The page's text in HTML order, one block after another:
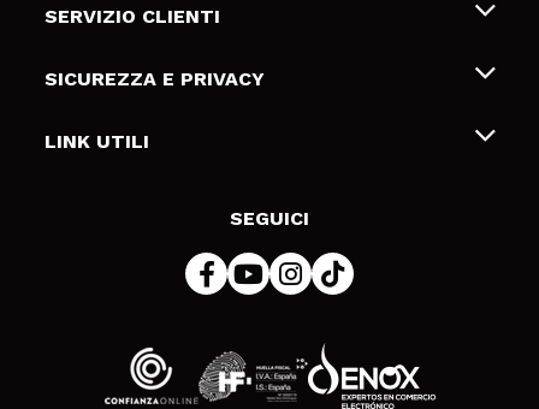
Chi siamo
Gift Cards
SERVIZIO CLIENTI
Spedizioni & Resi
Metodi di pagamamento
SICUREZZA E PRIVACY
Termini e condizioni
LINK UTILI
SEGUICI